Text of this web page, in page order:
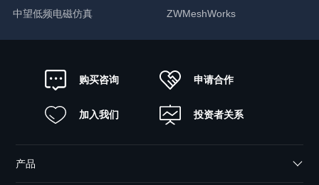
中望低频电磁仿真
ZWMeshWorks
购买咨询 申请合作
加入我们 投资者关系
产品